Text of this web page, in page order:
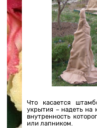
Что касается
укрытия – надеть на
внутренность
или лапником.